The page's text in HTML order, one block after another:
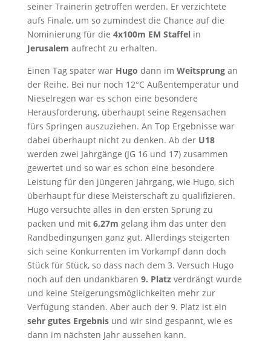
seiner Trainerin getroffen werden. Er verzichtete
aufs Finale, um so zumindest die Chance auf die
Nominierung für die 4x100m EM Staffelin
Jerusalem aufrecht zu erhalten.
Einen Tag später war Hugo dann im Weitsprungan
der Reihe. Bei nur noch 12°C Außentemperatur und
Nieselregen war es schon eine besondere
Herausforderung, überhaupt seine Regensachen
fürs Springen auszuziehen. An Top Ergebnisse war
dabei überhaupt nicht zu denken. Ab der U18
werden zwei Jahrgänge (JG 16 und 17) zusammen
gewertet und so war es schon eine besondere
Leistung für den jüngeren Jahrgang, wie Hugo, sich
überhaupt für diese Meisterschaft zu qualifizieren.
Hugo versuchte alles in den ersten Sprung zu
packen und mit 6,27m gelang ihm das unter den
Randbedingungen ganz gut. Allerdings steigerten
sich seine Konkurrenten im Vorkampf dann doch
Stück für Stück, so dass nach dem 3. Versuch Hugo
noch auf den undankbaren 9. Platzverdrängt wurde
und keine Steigerungsmöglichkeiten mehr zur
Verfügung standen. Aber auch der 9. Platz ist ein
sehr gutes Ergebnisund wir sind gespannt, wie es
dann im nächsten Jahr aussehen kann.